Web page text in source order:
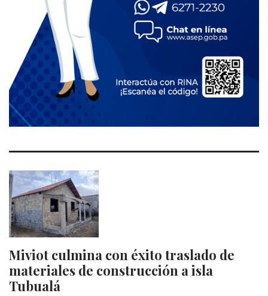
Miviot culmina con éxito traslado de
materiales de construcción a isla
Tubualá